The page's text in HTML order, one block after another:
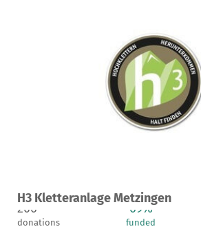
H3 Kletteranlage Metzingen
A project in Metzingen, Germany
206
donations
69%
funded